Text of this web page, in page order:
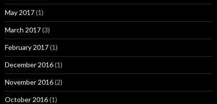
May 2017(1)
March 2017(3)
February 2017(1)
December 2016(1)
November 2016(2)
October 2016(1)